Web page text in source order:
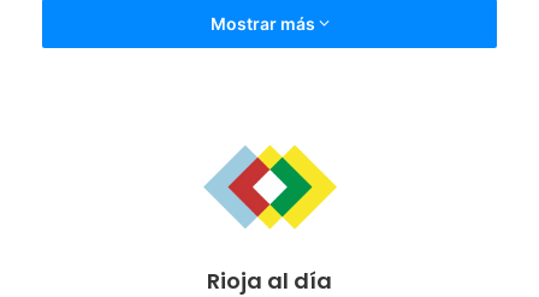
de las localidades que atraviesa.
inapropiado, trazado inadecuado en algunos tramos y una
excesiva permisividad a la hora de permitir la entrada de
vehículos a motor en la propia Vía Verde.
El deterioro existente en muchos tramos, unido a la falta
Mostrar más
Rioja al día